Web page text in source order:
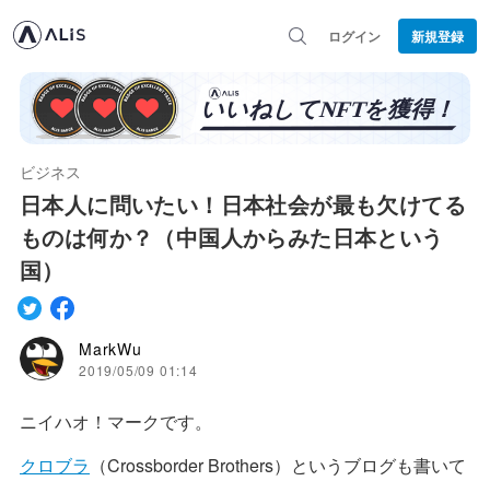
ログイン 新規登録
ビジネス
日本人に問いたい！日本社会が最も欠けてる
ものは何か？（中国人からみた日本という
国）
MarkWu
2019/05/09 01:14
ニイハオ！マークです。
クロブラ （Crossborder Brothers）というブログも書いて